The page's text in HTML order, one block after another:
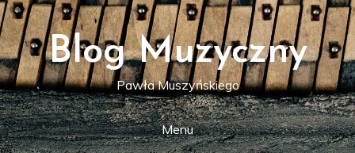
Skip
to
content
Blog Muzyczny
Pawła Muszyńskiego
Menu